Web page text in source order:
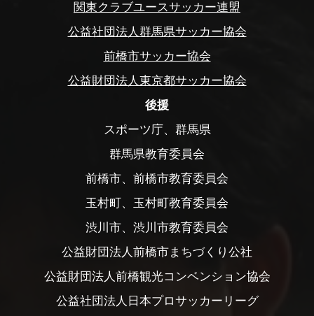
関東クラブユースサッカー連盟
公益社団法人群馬県サッカー協会
前橋市サッカー協会
公益財団法人東京都サッカー協会
後援
スポーツ庁、群馬県
群馬県教育委員会
前橋市、前橋市教育委員会
玉村町、玉村町教育委員会
渋川市、渋川市教育委員会
公益財団法人前橋市まちづくり公社
公益財団法人前橋観光コンベンション協会
公益社団法人日本プロサッカーリーグ